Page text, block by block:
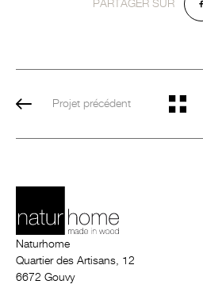
PARTAGER SUR
Projet précédent
Naturhome
Quartier des Artisans, 12
6672 Gouvy